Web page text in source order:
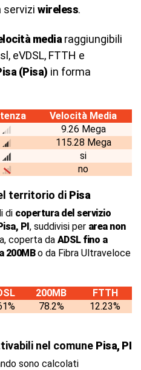
servizi wireless.
media raggiungibili
eVDSL, FTTH e
(Pisa) in forma
Velocità Media
9.26 Mega
115.28 Mega
si
no
territorio di Pisa
di copertura del servizio
PI, suddivisi per area non
coperta da ADSL fino a
200MBo da Fibra Ultraveloce
200MB
FTTH
78.2% 12.23%
nel comune Pisa, PI
sono calcolati